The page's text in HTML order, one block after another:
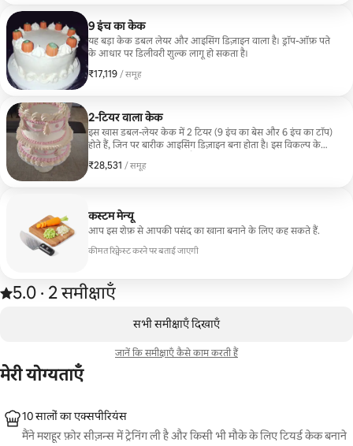
9 इंच का केक
यह बड़ा केक डबल लेयर और आइसिंग डिज़ाइन वाला है। ड्रॉप-ऑफ़ पते
के आधार पर डिलीवरी शुल्क लागू हो सकता है।
₹17,119 / समूह
₹17,119, प्रति ग्रुप
2-टियर वाला केक
इस खास डबल-लेयर केक में 2 टियर (9 इंच का बेस और 6 इंच का टॉप)
होते हैं, जिन पर बारीक आइसिंग डिज़ाइन बना होता है। इस विकल्प के
शुल्क लागू हो सकता है।
₹28,531 / समूह
₹28,531, प्रति ग्रुप
कस्टम मेन्यू
आप इस शेफ़ से आपकी पसंद का खाना बनाने के लिए कह सकते हैं.
कीमत रिक्वेस्ट करने पर बताई जाएगी
2 समीक्षाओं में 5 में से 5.0 स्टार की रेटिंग मिली है
5.0
,
· 2 समीक्षाएँ
कुल 0 आइटम में से 0 दिखाया जा रहा है
सभी समीक्षाएँ दिखाएँ
जानें कि समीक्षाएँ कैसे काम करती हैं
मेरी योग्यताएँ
10 सालों का एक्सपीरियंस
मैंने मशहूर फ़ोर सीज़न्स में ट्रेनिंग ली है और किसी भी मौके के लिए टियर्ड केक बनाने